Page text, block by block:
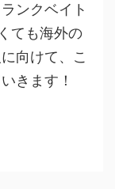
ンクベイト
ても海外の
向けて、こ
きます！